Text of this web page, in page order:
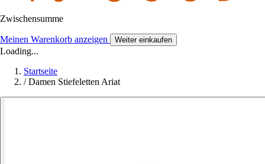
Zwischensumme
Meinen Warenkorb anzeigen Weiter einkaufen
Loading...
Startseite
/ Damen Stiefeletten Ariat